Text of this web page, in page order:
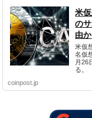
米
の
由か
米仮
名仮
月26
る。
coinpost.jp